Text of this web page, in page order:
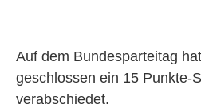
Auf dem Bundesparteitag
geschlossen ein 15 Punkte-
verabschiedet.